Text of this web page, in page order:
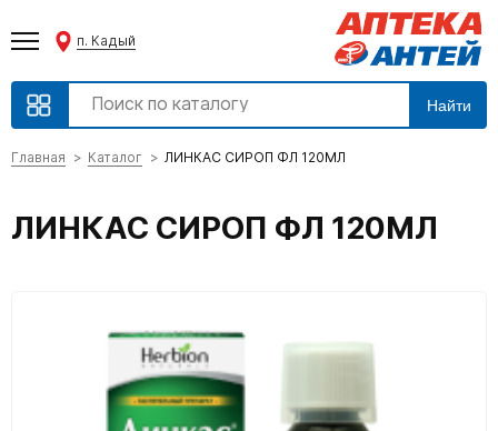
п. Кадый
Найти
Главная Каталог ЛИНКАС СИРОП ФЛ 120МЛ
ЛИНКАС СИРОП ФЛ 120МЛ